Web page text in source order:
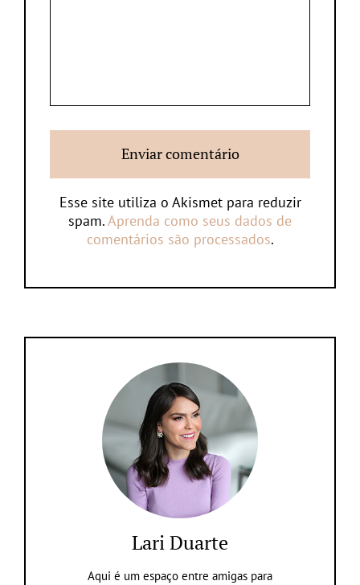
Esse site utiliza o Akismet para reduzir
spam.Aprenda como seus dados de
comentários são processados.
Lari Duarte
Aqui é um espaço entre amigas para